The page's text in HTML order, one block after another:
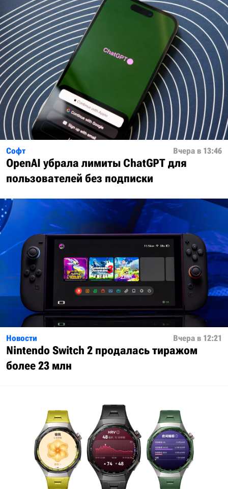
Софт Вчера в 13:46
OpenAI убрала лимиты ChatGPT для
пользователей без подписки
Новости Вчера в 12:21
Nintendo Switch 2 продалась тиражом
более 23 млн